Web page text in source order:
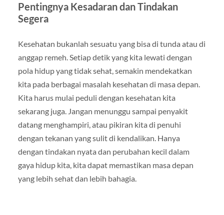
Pentingnya Kesadaran dan Tindakan
Segera
Kesehatan bukanlah sesuatu yang bisa di tunda atau di
anggap remeh. Setiap detik yang kita lewati dengan
pola hidup yang tidak sehat, semakin mendekatkan
kita pada berbagai masalah kesehatan di masa depan.
Kita harus mulai peduli dengan kesehatan kita
sekarang juga. Jangan menunggu sampai penyakit
datang menghampiri, atau pikiran kita di penuhi
dengan tekanan yang sulit di kendalikan. Hanya
dengan tindakan nyata dan perubahan kecil dalam
gaya hidup kita, kita dapat memastikan masa depan
yang lebih sehat dan lebih bahagia.